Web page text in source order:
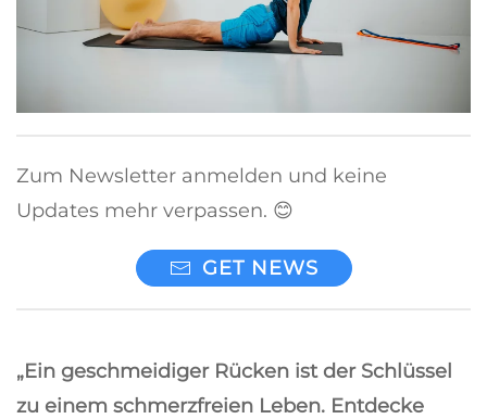
Zum Newsletter anmelden und keine
Updates mehr verpassen. 😊
GET NEWS
„Ein geschmeidiger Rücken ist der Schlüssel
zu einem schmerzfreien Leben. Entdecke